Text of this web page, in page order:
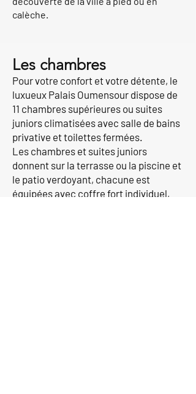
calèche.
Les chambres
Pour votre confort et votre détente, le
luxueux Palais Oumensour dispose de
11 chambres supérieures ou suites
juniors climatisées avec salle de bains
privative et toilettes fermées.
Les chambres et suites juniors
donnent sur la terrasse ou la piscine et
le patio verdoyant, chacune est
équipées avec coffre fort individuel,